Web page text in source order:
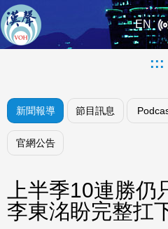
EN
:::
新聞報導 節目訊息
官網公告
上半季10連勝
李東洺盼完整扛